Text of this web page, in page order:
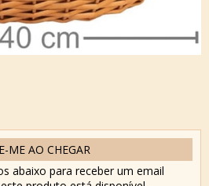
ME AO CHEGAR
abaixo para receber um email